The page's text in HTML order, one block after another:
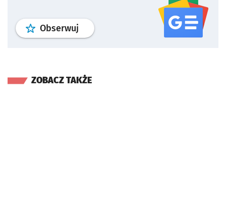
Obserwuj profil serwisu
ZOBACZ TAKŻE